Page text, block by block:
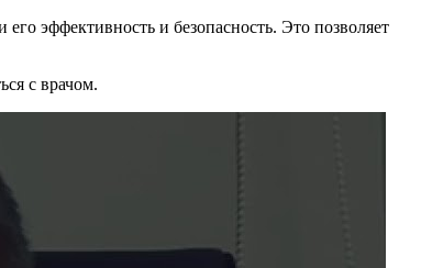
эффективность и безопасность. Это позволяет
с врачом.